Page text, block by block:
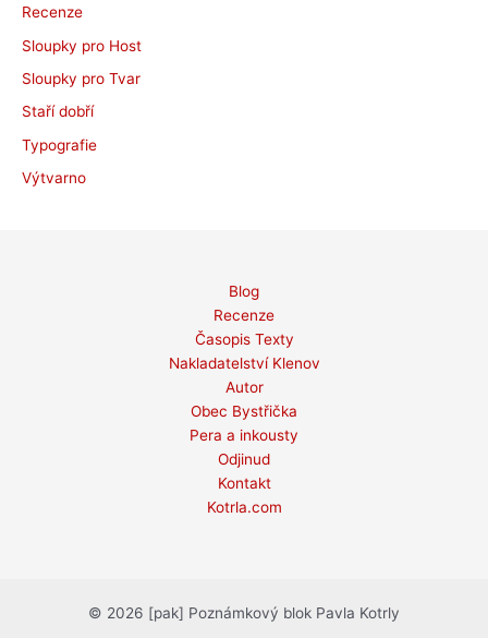
Recenze
Sloupky pro Host
Sloupky pro Tvar
Staří dobří
Typografie
Výtvarno
Blog
Recenze
Časopis Texty
Nakladatelství Klenov
Autor
Obec Bystřička
Pera a inkousty
Odjinud
Kontakt
Kotrla.com
© 2026 [pak] Poznámkový blok Pavla Kotrly